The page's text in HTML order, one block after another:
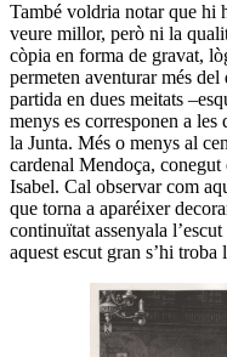
També voldria notar que hi
veure millor, però ni la
còpia en forma de gravat,
permeten aventurar més del
partida en dues meitats
menys es corresponen a les
la Junta. Més o menys al
cardenal Mendoça, conegut
Isabel. Cal observar com
que torna a aparéixer
continuïtat assenyala
aquest escut gran s’hi